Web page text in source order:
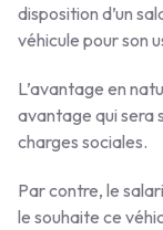
disposition d’un
véhicule pour son
L’avantage en
avantage qui sera
charges sociales.
Par contre, le
le souhaite ce